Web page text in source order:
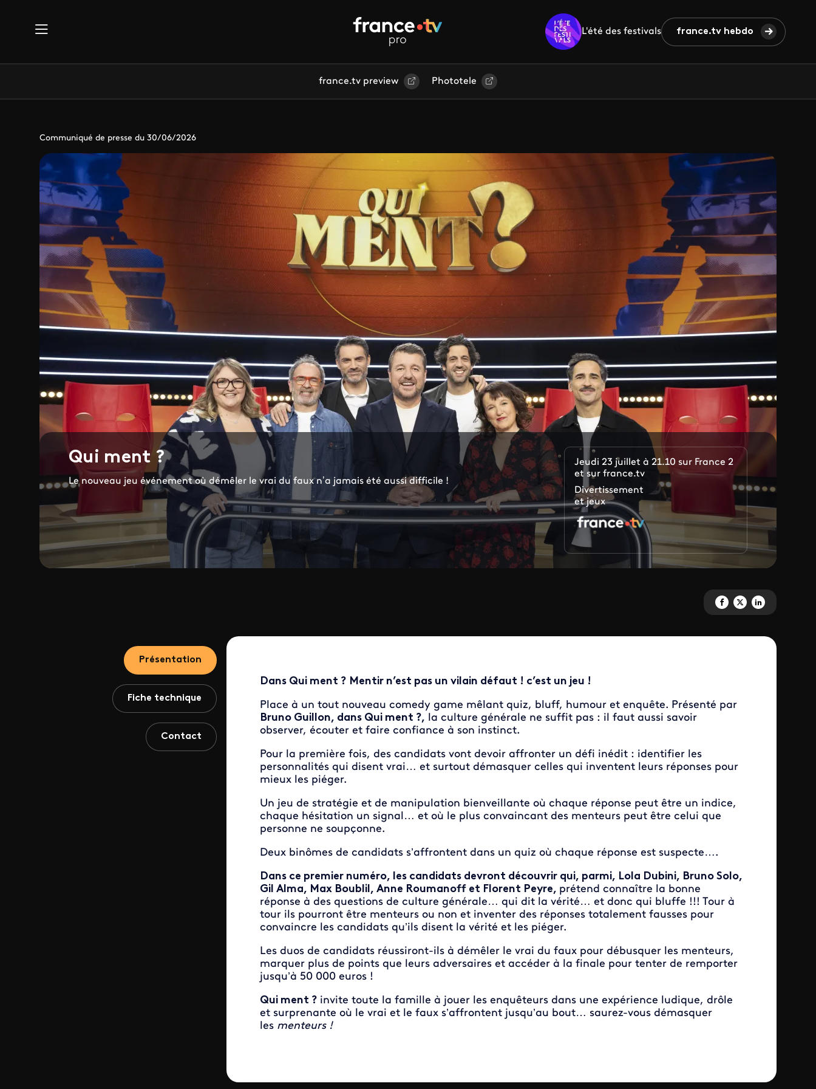
L'été des festivals france.tv hebdo
france.tv preview Phototele
Communiqué de presse du 30/06/2026
Qui ment ?
Le nouveau jeu événement où démêler le vrai du faux n’a jamais été aussi difficile !
Jeudi 23 juillet à 21.10 sur France 2
et sur france.tv
Divertissement
et jeux
Partagez 'Qui ment ?' sur
Partagez 'Qui ment ?' sur
Partagez 'Qui ment
Présentation
Fiche technique
Contact
Dans Qui ment ? Mentir n’est pas un vilain défaut ! c’est un jeu !
Place à un tout nouveau comedy game mêlant quiz, bluff, humour et enquête. Présenté par
Bruno Guillon, dans Qui ment ?, la culture générale ne suffit pas : il faut aussi savoir
observer, écouter et faire confiance à son instinct.
Pour la première fois, des candidats vont devoir affronter un défi inédit : identifier les
personnalités qui disent vrai… et surtout démasquer celles qui inventent leurs réponses pour
mieux les piéger.
Un jeu de stratégie et de manipulation bienveillante où chaque réponse peut être un indice,
chaque hésitation un signal… et où le plus convaincant des menteurs peut être celui que
personne ne soupçonne.
Deux binômes de candidats s’affrontent dans un quiz où chaque réponse est suspecte….
Dans ce premier numéro, les candidats devront découvrir qui, parmi, Lola Dubini, Bruno Solo,
Gil Alma, Max Boublil, Anne Roumanoff et Florent Peyre, prétend connaître la bonne
réponse à des questions de culture générale… qui dit la vérité… et donc qui bluffe !!! Tour à
tour ils pourront être menteurs ou non et inventer des réponses totalement fausses pour
convaincre les candidats qu’ils disent la vérité et les piéger.
Les duos de candidats réussiront-ils à démêler le vrai du faux pour débusquer les menteurs,
marquer plus de points que leurs adversaires et accéder à la finale pour tenter de remporter
jusqu’à 50 000 euros !
Qui ment ? invite toute la famille à jouer les enquêteurs dans une expérience ludique, drôle
et surprenante où le vrai et le faux s’affrontent jusqu’au bout… saurez-vous démasquer
les menteurs !